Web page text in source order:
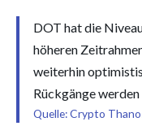
DOT hat die
höheren
weiterhin
Rückgänge
Quelle: Crypto